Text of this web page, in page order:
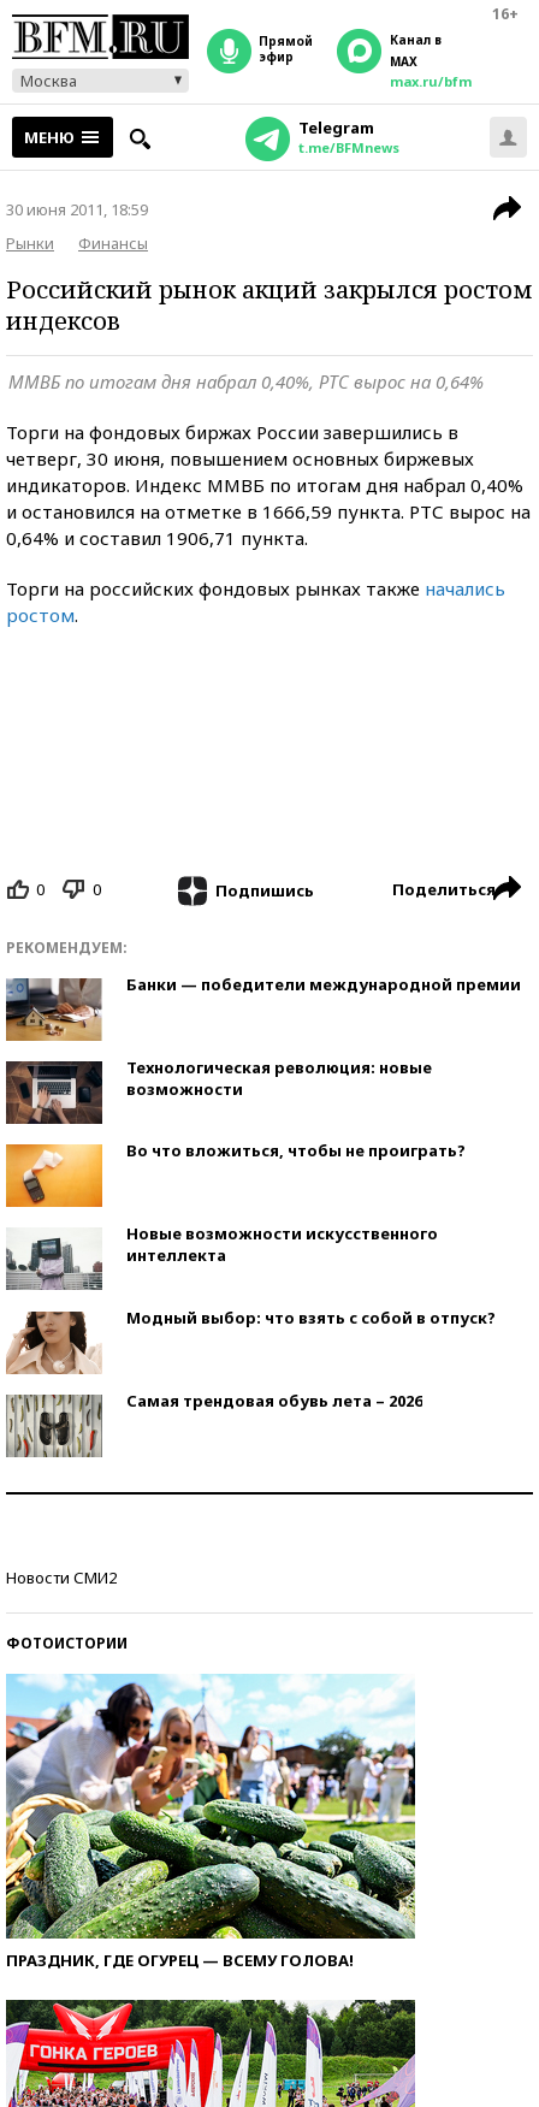
16+
Москва
прямой
эфир
Канал в
MAX
max.ru/bfm
МЕНЮ Telegram
t.me/BFMnews
30 июня 2011, 18:59
Рынки
Финансы
Российский рынок акций закрылся ростом
индексов
ММВБ по итогам дня набрал 0,40%, РТС вырос на 0,64%
Торги на фондовых биржах России завершились в
четверг, 30 июня, повышением основных биржевых
индикаторов. Индекс ММВБ по итогам дня набрал 0,40%
и остановился на отметке в 1666,59 пункта. РТС вырос на
0,64% и составил 1906,71 пункта.
Торги на российских фондовых рынках также начались
ростом.
0 0 Подпишись Поделиться
РЕКОМЕНДУЕМ:
Банки — победители международной премии
Технологическая революция: новые
возможности
Во что вложиться, чтобы не проиграть?
Новые возможности искусственного
интеллекта
Модный выбор: что взять с собой в отпуск?
Самая трендовая обувь лета – 2026
Новости СМИ2
ФОТОИСТОРИИ
ПРАЗДНИК, ГДЕ ОГУРЕЦ — ВСЕМУ ГОЛОВА!